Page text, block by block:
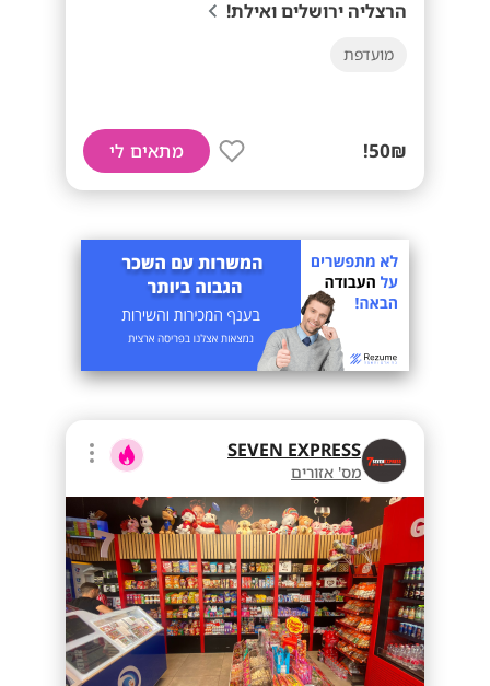
הרצליה ירושלים ואילת!
מועדפת
50₪! מתאים לי
SEVEN EXPRESS
מס' אזורים